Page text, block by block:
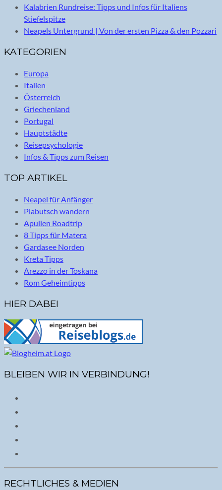
Kalabrien Rundreise: Tipps und Infos für Italiens
Stiefelspitze
Neapels Untergrund | Von der ersten Pizza & den Pozzari
KATEGORIEN
Europa
Italien
Österreich
Griechenland
Portugal
Hauptstädte
Reisepsychologie
Infos & Tipps zum Reisen
TOP ARTIKEL
Neapel für Anfänger
Plabutsch wandern
Apulien Roadtrip
8 Tipps für Matera
Gardasee Norden
Kreta Tipps
Arezzo in der Toskana
Rom Geheimtipps
HIER DABEI
BLEIBEN WIR IN VERBINDUNG!
RECHTLICHES & MEDIEN